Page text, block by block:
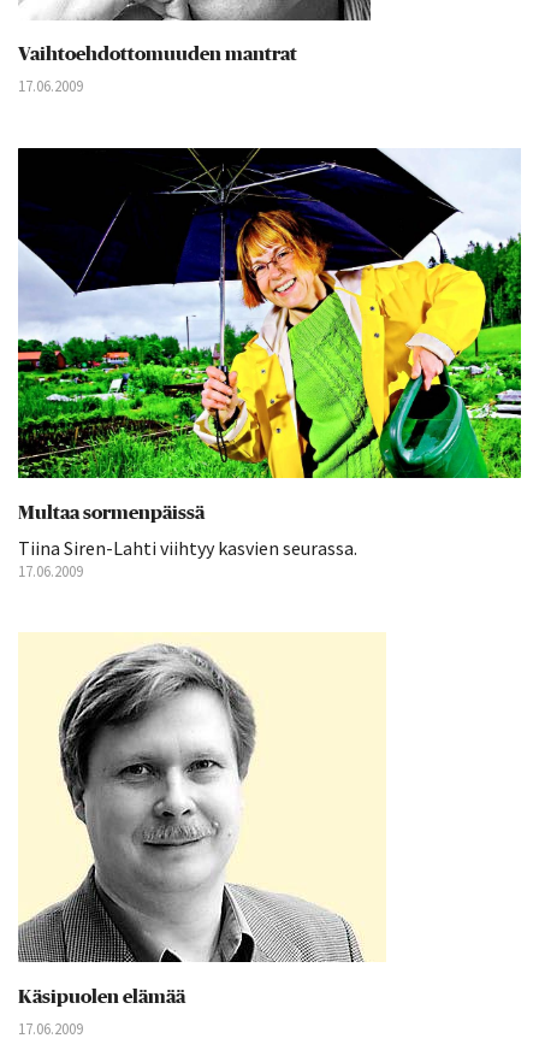
Vaihtoehdottomuuden mantrat
17.06.2009
Multaa sormenpäissä
Tiina Siren-Lahti viihtyy kasvien seurassa.
17.06.2009
Käsipuolen elämää
17.06.2009